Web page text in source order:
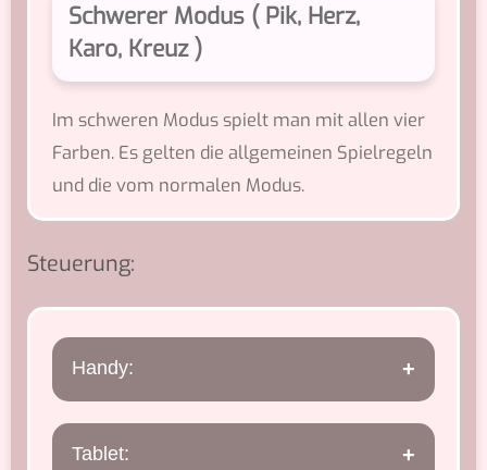
Schwerer Modus ( Pik, Herz,
Karo, Kreuz )
Im schweren Modus spielt man mit allen vier
Farben. Es gelten die allgemeinen Spielregeln
und die vom normalen Modus.
Steuerung:
Handy:
Es ist auf dem Handy zwingend
erforderlich im Landscape Modus zu
Tablet: